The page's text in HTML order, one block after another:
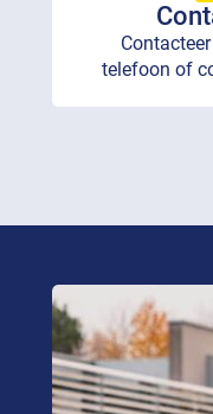
telefoon of